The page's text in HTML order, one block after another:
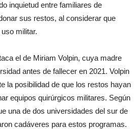
inquietud entre familiares de
sus restos, al considerar que
militar.
el de Miriam Volpin, cuya madre
antes de fallecer en 2021. Volpin
la posibilidad de que los restos hayan
equipos quirúrgicos militares. Según
una de dos universidades del sur de
cadáveres para estos programas.